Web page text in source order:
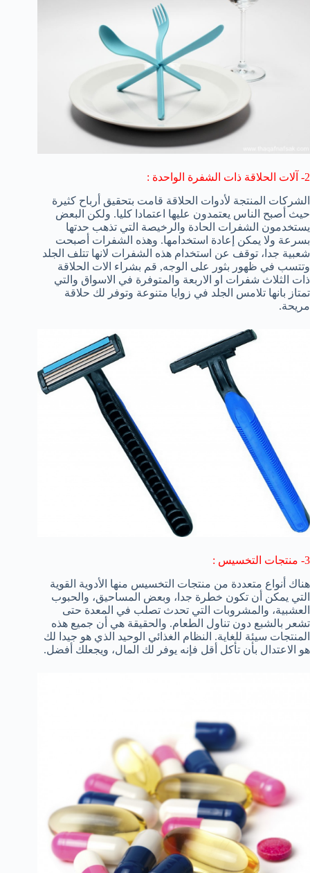
2- آلات الحلاقة ذات الشفرة الواحدة :
الشركات المنتجة لأدوات الحلاقة قامت بتحقيق أرباح كثيرة
حيث أصبح الناس يعتمدون عليها اعتمادا كليا. ولكن البعض
يستخدمون الشفرات الحادة والرخيصة التي تذهب حدتها
بسرعة ولا يمكن إعادة استخدامها. وهذه الشفرات أصبحت
شعبية جدا، توقف عن استخدام هذه الشفرات لانها تتلف الجلد
وتتسب في ظهور بثور على الوجه, قم بشراء الات الحلاقة
ذات الثلاث شفرات او الاربعة والمتوفرة في الاسواق والتي
تمتاز بانها تلامس الجلد في زوايا متنوعة وتوفر لك حلاقة
مريحة.
3- منتجات التخسيس :
هناك أنواع متعددة من منتجات التخسيس منها الأدوية القوية
التي يمكن أن تكون خطرة جدا، وبعض المساحيق، والحبوب
العشبية، والمشروبات التي تحدث تصلب في المعدة حتى
تشعر بالشبع دون تناول الطعام. والحقيقة هي أن جميع هذه
المنتجات سيئة للغاية. النظام الغذائي الوحيد الذي هو جيدا لك
هو الاعتدال بأن تأكل أقل فإنه يوفر لك المال، ويجعلك أفضل.